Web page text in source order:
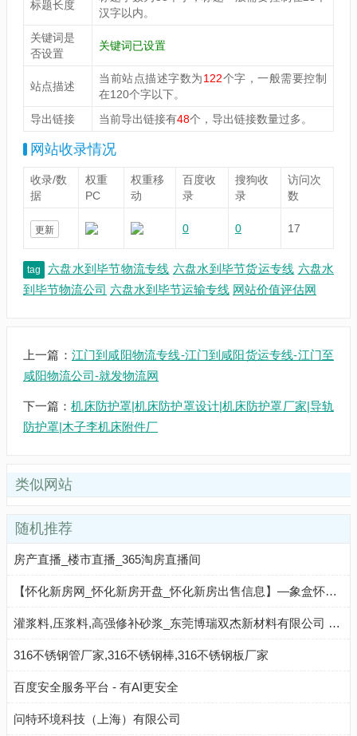
标题长度
汉字以内。
关键词是
否设置
关键词已设置
站点描述
当前站点描述字数为122个字，一般需要控制
在120个字以下。
导出链接
当前导出链接有48个，导出链接数量过多。
网站收录情况
收录/数
据
权重
PC
权重移
动
百度收
录
搜狗收
录
访问次
数
更新 0 0 17
tag 六盘水到毕节物流专线 六盘水到毕节货运专线 六盘水
到毕节物流公司 六盘水到毕节运输专线 网站价值评估网
上一篇： 江门到咸阳物流专线-江门到咸阳货运专线-江门至
咸阳物流公司-就发物流网
下一篇：机床防护罩|机床防护罩设计|机床防护罩厂家|导轨
防护罩|木子李机床附件厂
类似网站
随机推荐
房产直播_楼市直播_365淘房直播间
【怀化新房网_怀化新房开盘_怀化新房出售信息】—象盒怀化新房网
灌浆料,压浆料,高强修补砂浆_东莞博瑞双杰新材料有限公司 - 八方资源网
316不锈钢管厂家,316不锈钢棒,316不锈钢板厂家
百度安全服务平台 - 有AI更安全
问特环境科技（上海）有限公司